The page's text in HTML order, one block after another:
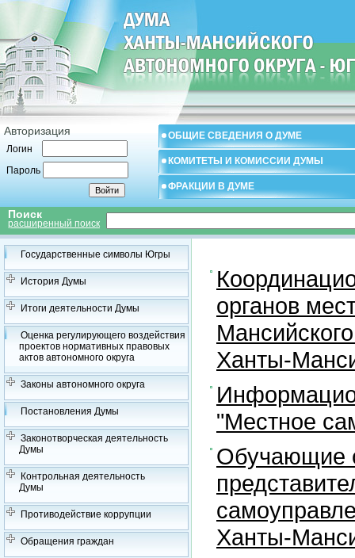
Авторизация
Логин
Пароль
ОБЩИЕ СВЕДЕНИЯ О ДУМЕ
КОМИТЕТЫ И КОМИССИИ ДУМЫ
ФРАКЦИИ В ДУМЕ
Поиск
расширенный поиск
Государственные символы Югры
История Думы
Итоги деятельности Думы
Оценка регулирующего воздействия
проектов нормативных правовых
актов автономного округа
Законы автономного округа
Постановления Думы
Законотворческая деятельность
Думы
Контрольная деятельность
Думы
Противодействие коррупции
Обращения граждан
органов
Ханты-
"Местное
Обучающие
Ханты-